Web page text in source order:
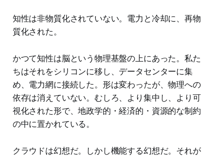
知性は非物質化されていない。電力と冷却に、再物
質化された。
かつて知性は脳という物理基盤の上にあった。私た
ちはそれをシリコンに移し、データセンターに集
め、電力網に接続した。形は変わったが、物理への
依存は消えていない。むしろ、より集中し、より可
視化された形で、地政学的・経済的・資源的な制約
の中に置かれている。
クラウドは幻想だ。しかし機能する幻想だ。それが